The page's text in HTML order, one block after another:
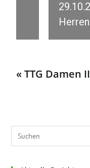
29.10.2022
Herren I 7:9
« TTG Damen II